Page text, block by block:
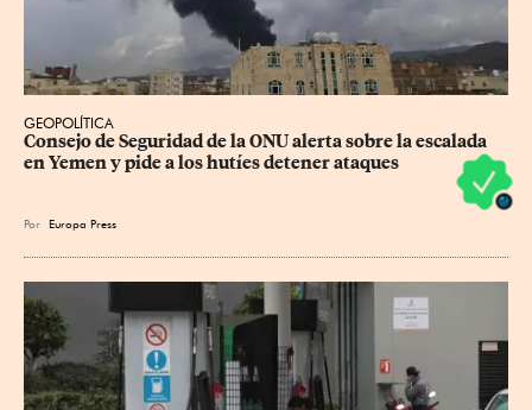
GEOPOLÍTICA
Consejo de Seguridad de la ONU alerta sobre la escalada
en Yemen y pide a los hutíes detener ataques
Por Europa Press